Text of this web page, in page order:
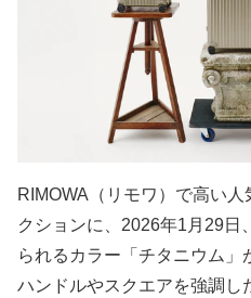
RIMOWA（リモワ）で高い
クションに、2026年1月29日
られるカラー「チタニウム
ハンドルやスクエアを強調し